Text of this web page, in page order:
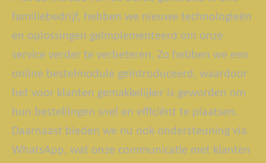
familiebedrijf, hebben we nieuwe technologieën
en oplossingen geïmplementeerd om onze
service verder te verbeteren. Zo hebben we een
online bestelmodule geïntroduceerd, waardoor
het voor klanten gemakkelijker is geworden om
hun bestellingen snel en efficiënt te plaatsen.
Daarnaast bieden we nu ook ondersteuning via
WhatsApp, wat onze communicatie met klanten